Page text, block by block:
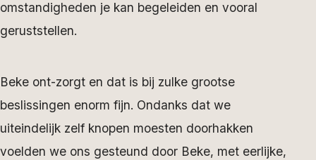
omstandigheden je kan begeleiden en vooral
geruststellen.
Beke ont-zorgt en dat is bij zulke grootse
beslissingen enorm fijn. Ondanks dat we
uiteindelijk zelf knopen moesten doorhakken
voelden we ons gesteund door Beke, met eerlijke,